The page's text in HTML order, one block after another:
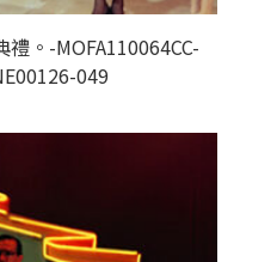
。-MOFA110064CC-
049